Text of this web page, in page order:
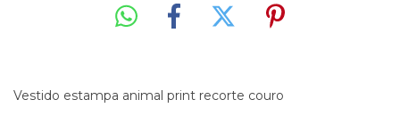
Vestido estampa animal print recorte couro